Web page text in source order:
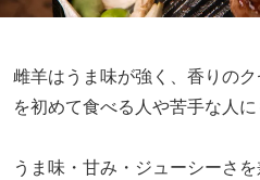
雌羊はうま味が強く、香りの
を初めて食べる人や苦手な人に
うま味・甘み・ジューシーさ